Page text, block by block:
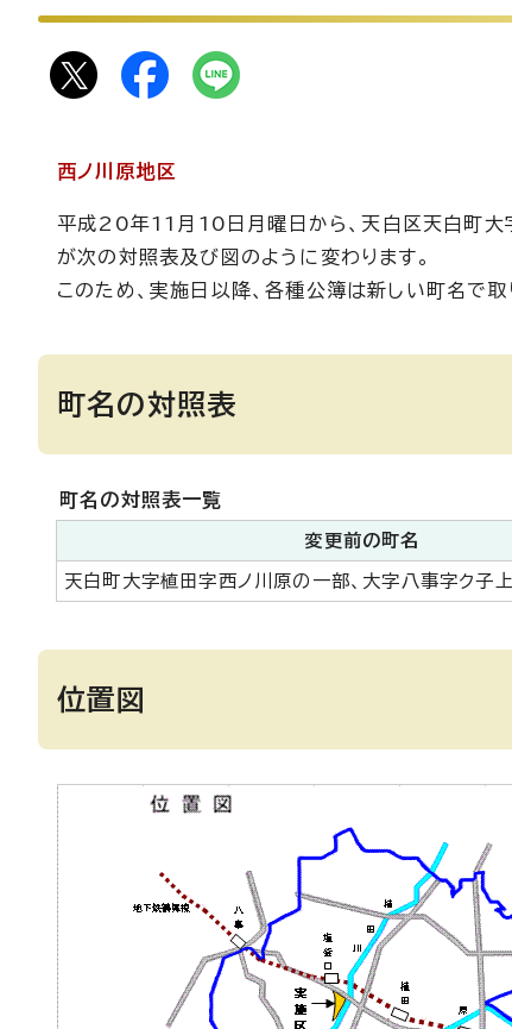
西ノ川原地区
平成20年11月10日月曜日から、天白区天白町大
が次の対照表及び図のように変わります。
このため、実施日以降、各種公簿は新しい町名で取
町名の対照表
町名の対照表一覧
変更前の町名
天白町大字植田字西ノ川原の一部、大字八事字ク子
位置図